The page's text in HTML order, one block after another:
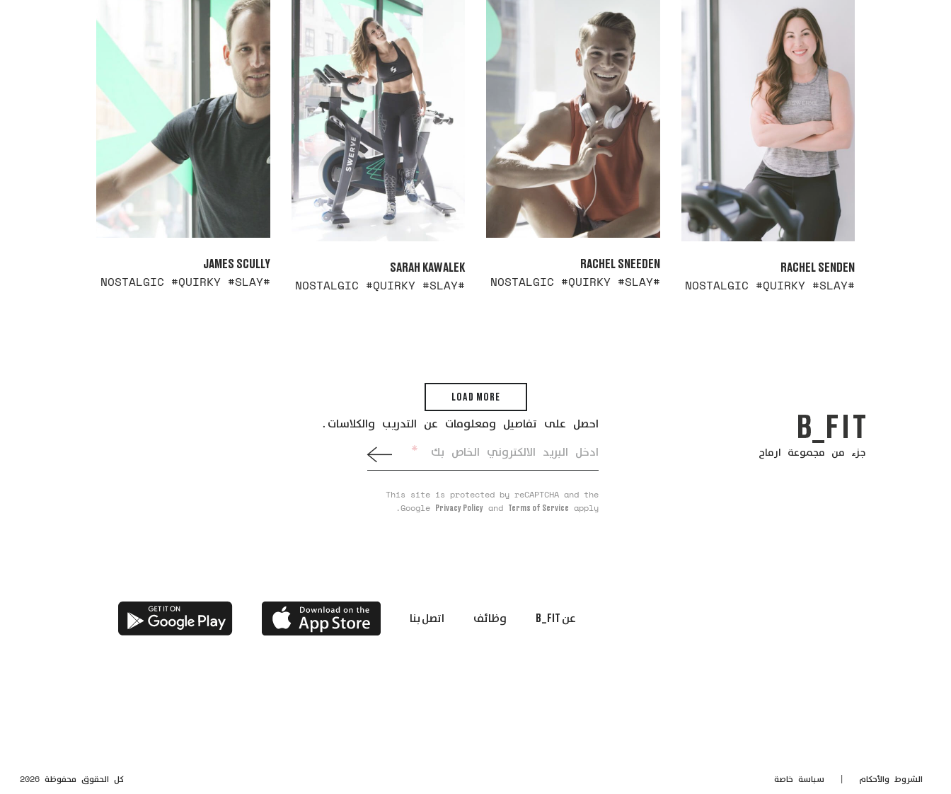
RACHEL SENDEN
#NOSTALGIC #QUIRKY #SLAY
RACHEL SNEEDEN
#NOSTALGIC #QUIRKY #SLAY
SARAH KAWALEK
#NOSTALGIC #QUIRKY #SLAY
READ MORE
JAMES SCULLY
#NOSTALGIC #QUIRKY #SLAY
LOAD MORE
جزء من مجموعة ارماح
احصل على تفاصيل ومعلومات عن التدريب والكلاسات.
ادخل البريد الالكتروني الخاص بك
*
This site is protected by reCAPTCHA and the
Google Privacy Policyand Terms of Service apply.
عن B_FIT وظائف اتصل بنا
الشروط والأحكام | سياسة خاصة كل الحقوق محفوظة 2026